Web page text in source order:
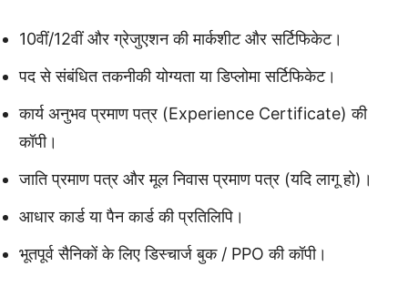
10वीं/12वीं और ग्रेजुएशन की मार्कशीट और सर्टिफिकेट।
पद से संबंधित तकनीकी योग्यता या डिप्लोमा सर्टिफिकेट।
कार्य अनुभव प्रमाण पत्र (Experience Certificate) की
कॉपी।
जाति प्रमाण पत्र और मूल निवास प्रमाण पत्र (यदि लागू हो)।
आधार कार्ड या पैन कार्ड की प्रतिलिपि।
भूतपूर्व सैनिकों के लिए डिस्चार्ज बुक / PPO की कॉपी।